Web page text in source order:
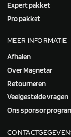
Expert pakket
Pro pakket
MEER INFORMATIE
Afhalen
Over Magnetar
Retourneren
Veelgestelde vragen
Ons sponsor